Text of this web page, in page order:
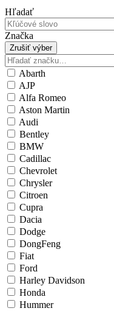
Hľadať
Značka
Zrušiť výber
Abarth
AJP
Alfa Romeo
Aston Martin
Audi
Bentley
BMW
Cadillac
Chevrolet
Chrysler
Citroen
Cupra
Dacia
Dodge
DongFeng
Fiat
Ford
Harley Davidson
Honda
Hummer